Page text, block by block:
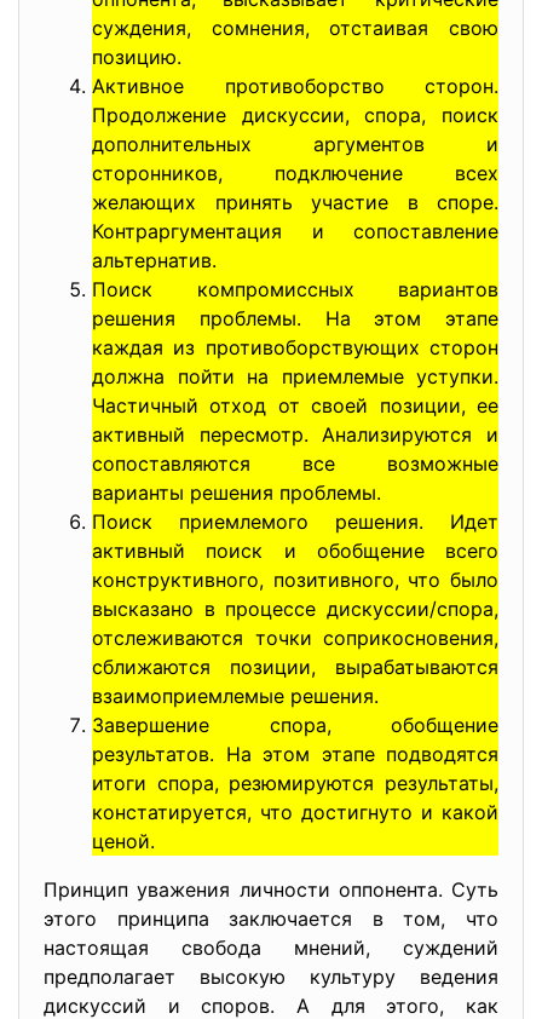
суждения, сомнения, отстаивая свою
позицию.
Активное противоборство сторон.
Продолжение дискуссии, спора, поиск
дополнительных аргументов и
сторонников, подключение всех
желающих принять участие в споре.
Контраргументация и сопоставление
альтернатив.
Поиск компромиссных вариантов
решения проблемы. На этом этапе
каждая из противоборствующих сторон
должна пойти на приемлемые уступки.
Частичный отход от своей позиции, ее
активный пересмотр. Анализируются и
сопоставляются все возможные
варианты решения проблемы.
Поиск приемлемого решения. Идет
активный поиск и обобщение всего
конструктивного, позитивного, что было
высказано в процессе дискуссии/спора,
отслеживаются точки соприкосновения,
сближаются позиции, вырабатываются
взаимоприемлемые решения.
Завершение спора, обобщение
результатов. На этом этапе подводятся
итоги спора, резюмируются результаты,
констатируется, что достигнуто и какой
ценой.
Принцип уважения личности оппонента. Суть
этого принципа заключается в том, что
настоящая свобода мнений, суждений
предполагает высокую культуру ведения
дискуссий и споров. А для этого, как